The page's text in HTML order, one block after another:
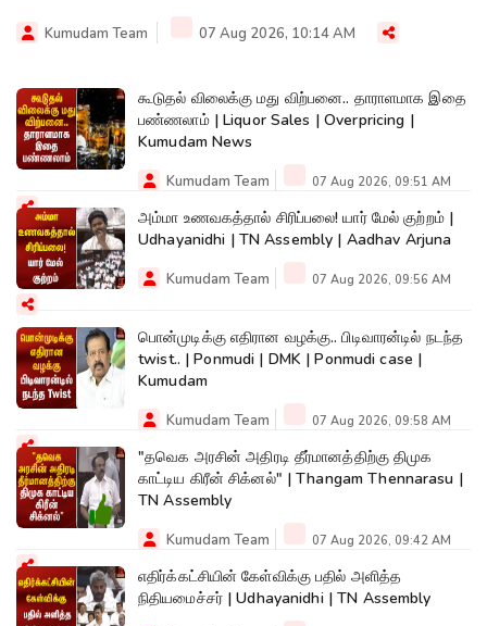
Kumudam Team 07 Aug 2026, 10:14 AM
கூடுதல் விலைக்கு மது விற்பனை.. தாராளமாக இதை
பண்ணலாம் | Liquor Sales | Overpricing |
Kumudam News
Kumudam Team 07 Aug 2026, 09:51 AM
அம்மா உணவகத்தால் சிரிப்பலை! யார் மேல் குற்றம் |
Udhayanidhi | TN Assembly | Aadhav Arjuna
Kumudam Team 07 Aug 2026, 09:56 AM
பொன்முடிக்கு எதிரான வழக்கு.. பிடிவாரன்டில் நடந்த
twist.. | Ponmudi | DMK | Ponmudi case |
Kumudam
Kumudam Team 07 Aug 2026, 09:58 AM
"தவெக அரசின் அதிரடி தீர்மானத்திற்கு திமுக
காட்டிய கிரீன் சிக்னல்" | Thangam Thennarasu |
TN Assembly
Kumudam Team 07 Aug 2026, 09:42 AM
எதிர்க்கட்சியின் கேள்விக்கு பதில் அளித்த
நிதியமைச்சர் | Udhayanidhi | TN Assembly